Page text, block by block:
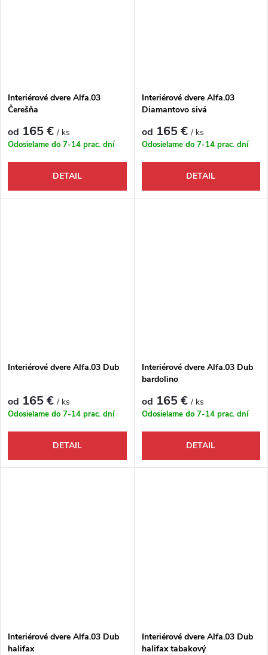
Interiérové dvere Alfa.03
Čerešňa
od 165 €/ ks
Odosielame do 7-14 prac. dní
DETAIL
Interiérové dvere Alfa.03
Diamantovo sivá
od 165 €/ ks
Odosielame do 7-14 prac. dní
DETAIL
Interiérové dvere Alfa.03 Dub
od 165 €/ ks
Odosielame do 7-14 prac. dní
DETAIL
Interiérové dvere Alfa.03 Dub
bardolino
od 165 €/ ks
Odosielame do 7-14 prac. dní
DETAIL
Interiérové dvere Alfa.03 Dub
halifax
Interiérové dvere Alfa.03 Dub
halifax tabakový